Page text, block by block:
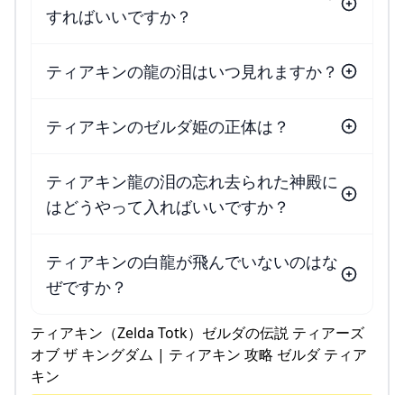
すればいいですか？
ティアキンの龍の泪はいつ見れますか？
ティアキンのゼルダ姫の正体は？
ティアキン龍の泪の忘れ去られた神殿に
はどうやって入ればいいですか？
ティアキンの白龍が飛んでいないのはな
ぜですか？
ティアキン（Zelda Totk）ゼルダの伝説 ティアーズ
オブ ザ キングダム | ティアキン 攻略 ゼルダ ティア
キン